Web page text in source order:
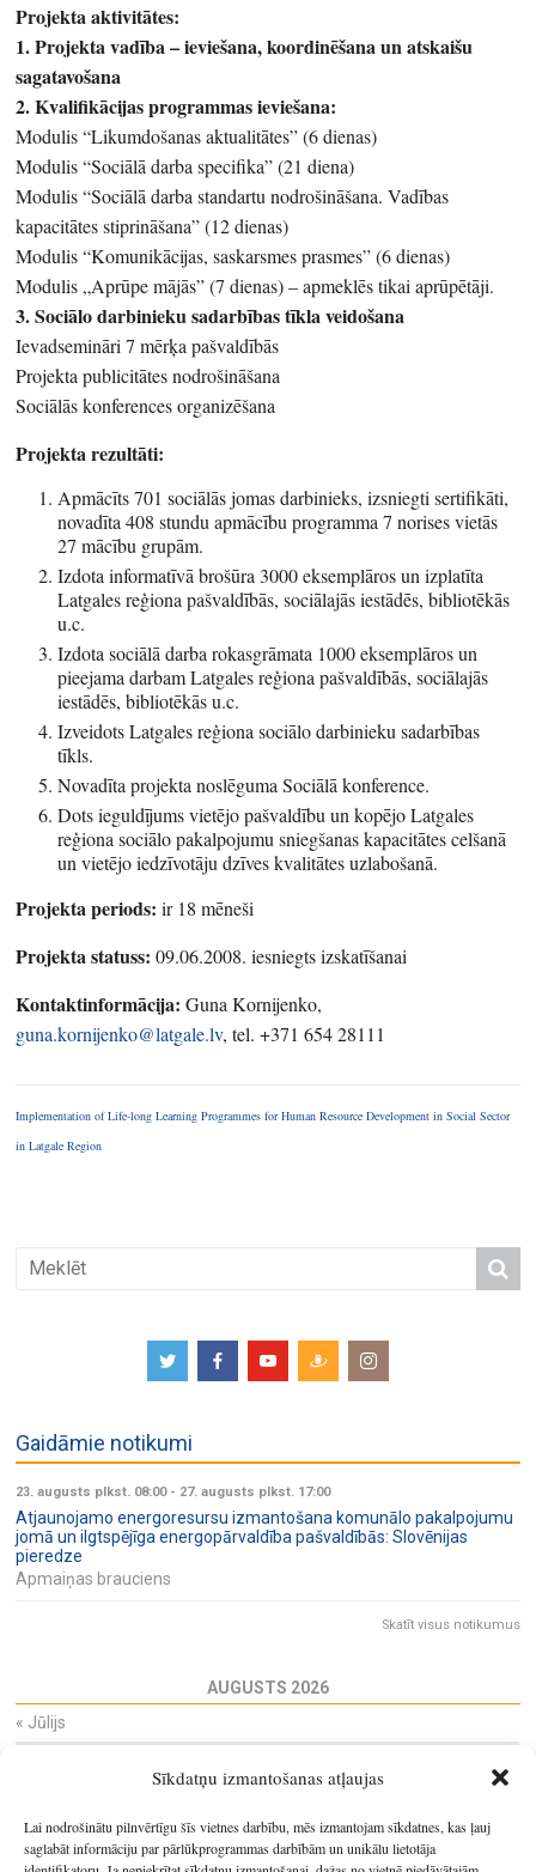
Sīkdatņu izmantošanas atļaujas
Lai nodrošinātu pilnvērtīgu šīs vietnes darbību, mēs izmantojam sīkdatnes, kas ļauj
saglabāt informāciju par pārlūkprogrammas darbībām un unikālu lietotāja
Projekta aktivitātes:
1. Projekta vadība – ieviešana, koordinēšana un atskaišu
sagatavošana
2. Kvalifikācijas programmas ieviešana:
Modulis “Likumdošanas aktualitātes” (6 dienas)
Modulis “Sociālā darba specifika” (21 diena)
Modulis “Sociālā darba standartu nodrošināšana. Vadības
kapacitātes stiprināšana” (12 dienas)
Modulis “Komunikācijas, saskarsmes prasmes” (6 dienas)
Modulis „Aprūpe mājās” (7 dienas) – apmeklēs tikai aprūpētāji.
3. Sociālo darbinieku sadarbības tīkla veidošana
Ievadsemināri 7 mērķa pašvaldībās
Projekta publicitātes nodrošināšana
Sociālās konferences organizēšana
Projekta rezultāti:
Apmācīts 701 sociālās jomas darbinieks, izsniegti sertifikāti,
novadīta 408 stundu apmācību programma 7 norises vietās
27 mācību grupām.
Izdota informatīvā brošūra 3000 eksemplāros un izplatīta
Latgales reģiona pašvaldībās, sociālajās iestādēs, bibliotēkās
u.c.
Izdota sociālā darba rokasgrāmata 1000 eksemplāros un
pieejama darbam Latgales reģiona pašvaldībās, sociālajās
iestādēs, bibliotēkās u.c.
Izveidots Latgales reģiona sociālo darbinieku sadarbības
tīkls.
Novadīta projekta noslēguma Sociālā konference.
Dots ieguldījums vietējo pašvaldību un kopējo Latgales
reģiona sociālo pakalpojumu sniegšanas kapacitātes celšanā
un vietējo iedzīvotāju dzīves kvalitātes uzlabošanā.
Projekta periods: ir 18 mēneši
Projekta statuss: 09.06.2008. iesniegts izskatīšanai
Kontaktinformācija: Guna Kornijenko,
guna.kornijenko@latgale.lv, tel. +371 654 28111
Implementation of Life-long Learning Programmes for Human Resource Development in Social Sector
in Latgale Region
Gaidāmie notikumi
23. augusts plkst. 08:00- 27. augusts plkst. 17:00
Atjaunojamo energoresursu izmantošana komunālo pakalpojumu
jomā un ilgtspējīga energopārvaldība pašvaldībās: Slovēnijas
pieredze
Apmaiņas brauciens
Skatīt visus notikumus
AUGUSTS 2026
« Jūlijs
29 30 31 1
12 14 15